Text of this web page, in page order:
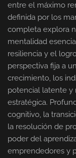
entre el máximo
definida por los
completa explora
mentalidad
resiliencia y el
perspectiva fija a
crecimiento, los
potencial latente y
estratégica.
cognitivo, la
la resolución de
poder del
emprendedores y